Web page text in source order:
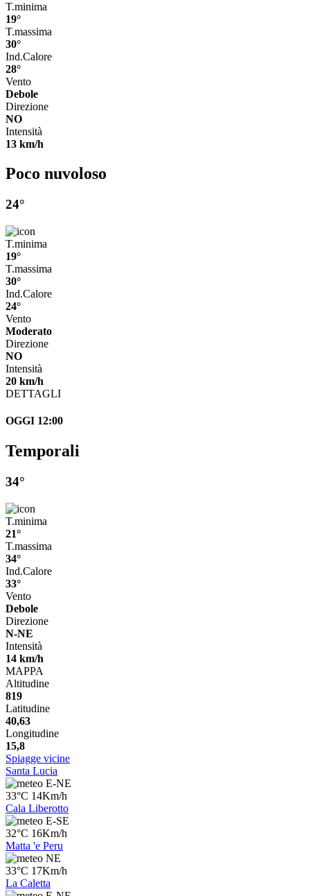
T.minima
19°
T.massima
30°
Ind.Calore
28°
Vento
Debole
Direzione
NO
Intensità
13 km/h
Poco nuvoloso
24°
T.minima
19°
T.massima
30°
Ind.Calore
24°
Vento
Moderato
Direzione
NO
Intensità
20 km/h
DETTAGLI
OGGI 12:00
Temporali
34°
T.minima
21°
T.massima
34°
Ind.Calore
33°
Vento
Debole
Direzione
N-NE
Intensità
14 km/h
MAPPA
Altitudine
819
Latitudine
40,63
Longitudine
15,8
Spiagge vicine
Santa Lucia
E-NE
33°C 14Km/h
Cala Liberotto
E-SE
32°C 16Km/h
Matta 'e Peru
NE
33°C 17Km/h
La Caletta